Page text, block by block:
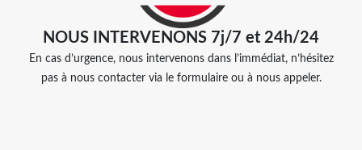
NOUS INTERVENONS 7j/7 et 24h/24
En cas d’urgence, nous intervenons dans l’immédiat, n’hésitez
pas à nous contacter via le formulaire ou à nous appeler.